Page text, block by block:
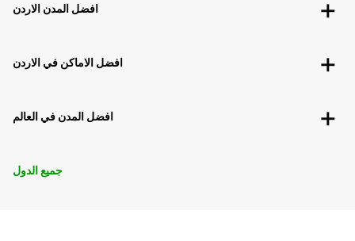
افضل المدن الاردن
افضل الاماكن في الاردن
افضل المدن في العالم
جميع الدول